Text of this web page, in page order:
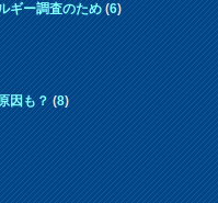
ギー調査のため(6)
因も？(8)